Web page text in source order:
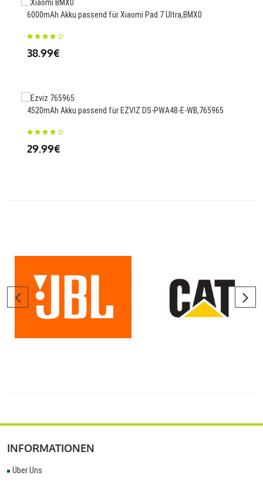
6000mAh Akku passend für Xiaomi Pad 7 Ultra,BMX0
38.99€
4520mAh Akku passend für EZVIZ DS-PWA48-E-WB,765965
29.99€
INFORMATIONEN
Über Uns